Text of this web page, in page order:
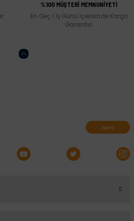
%100 MÜŞTERİ MEMNUNİYETİ
En Geç 1 İş Günü İçerisinde Kargo
Garantisi
Kayıt Ol